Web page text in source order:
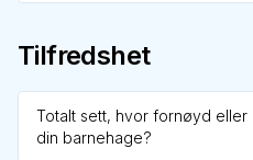
Tilfredshet
Totalt sett, hvor fornøyd
din barnehage?